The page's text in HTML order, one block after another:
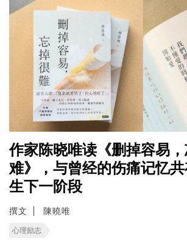
作家陈晓唯读《删掉容易
难》，与曾经的伤痛记忆
生下一阶段
撰文 陳曉唯
心理励志